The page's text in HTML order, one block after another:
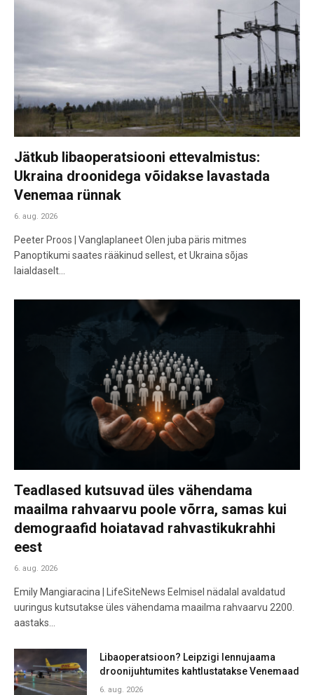
Jätkub libaoperatsiooni ettevalmistus:
Ukraina droonidega võidakse lavastada
Venemaa rünnak
6. aug. 2026
Peeter Proos | Vanglaplaneet Olen juba päris mitmes
Panoptikumi saates rääkinud sellest, et Ukraina sõjas
laialdaselt…
Teadlased kutsuvad üles vähendama
maailma rahvaarvu poole võrra, samas kui
demograafid hoiatavad rahvastikukrahhi
eest
6. aug. 2026
Emily Mangiaracina | LifeSiteNews Eelmisel nädalal avaldatud
uuringus kutsutakse üles vähendama maailma rahvaarvu 2200.
aastaks…
Libaoperatsioon? Leipzigi lennujaama
droonijuhtumites kahtlustatakse Venemaad
6. aug. 2026